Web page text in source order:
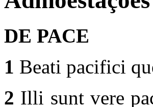
DE PACE
1 Beati pacifici
2 Illi sunt vere